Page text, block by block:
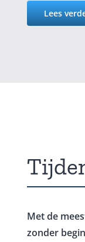
Lees
Met de
zonder